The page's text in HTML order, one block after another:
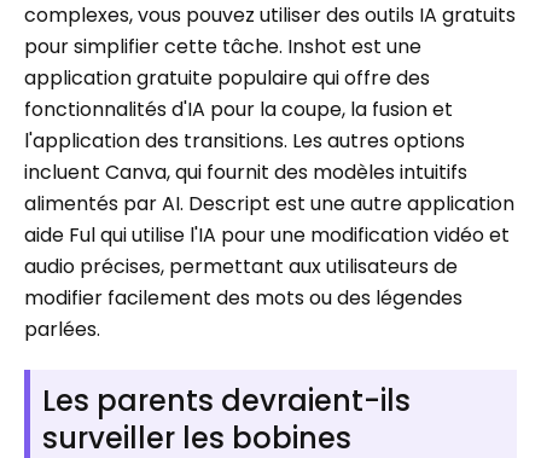
complexes, vous pouvez utiliser des outils IA gratuits
pour simplifier cette tâche. Inshot est une
application gratuite populaire qui offre des
fonctionnalités d'IA pour la coupe, la fusion et
l'application des transitions. Les autres options
incluent Canva, qui fournit des modèles intuitifs
alimentés par AI. Descript est une autre application
aide Ful qui utilise l'IA pour une modification vidéo et
audio précises, permettant aux utilisateurs de
modifier facilement des mots ou des légendes
parlées.
Les parents devraient-ils
surveiller les bobines